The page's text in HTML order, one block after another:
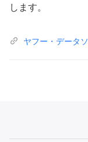
します。
ヤフー・データ